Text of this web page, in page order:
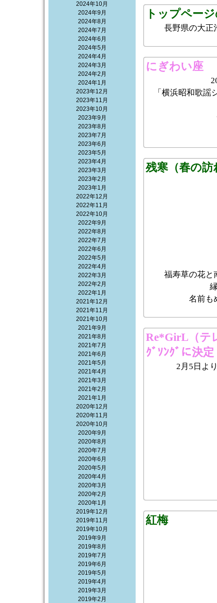
2024年10月
2024年9月
2024年8月
2024年7月
2024年6月
2024年5月
2024年4月
2024年3月
2024年2月
2024年1月
2023年12月
2023年11月
2023年10月
2023年9月
2023年8月
2023年7月
2023年6月
2023年5月
2023年4月
2023年3月
2023年2月
2023年1月
2022年12月
2022年11月
2022年10月
2022年9月
2022年8月
2022年7月
2022年6月
2022年5月
2022年4月
2022年3月
2022年2月
2022年1月
2021年12月
2021年11月
2021年10月
2021年9月
2021年8月
2021年7月
2021年6月
2021年5月
2021年4月
2021年3月
2021年2月
2021年1月
2020年12月
2020年11月
2020年10月
2020年9月
2020年8月
2020年7月
2020年6月
2020年5月
2020年4月
2020年3月
2020年2月
2020年1月
2019年12月
2019年11月
2019年10月
2019年9月
2019年8月
2019年7月
2019年6月
2019年5月
2019年4月
2019年3月
2019年2月
トップペー
長野県の大
にぎわい座
「横浜昭和歌
残寒（春の訪
福寿草の花と
名前も
Re*GirL（テ
ｸﾞｿﾝｸﾞに決定
2月5日よ
紅梅